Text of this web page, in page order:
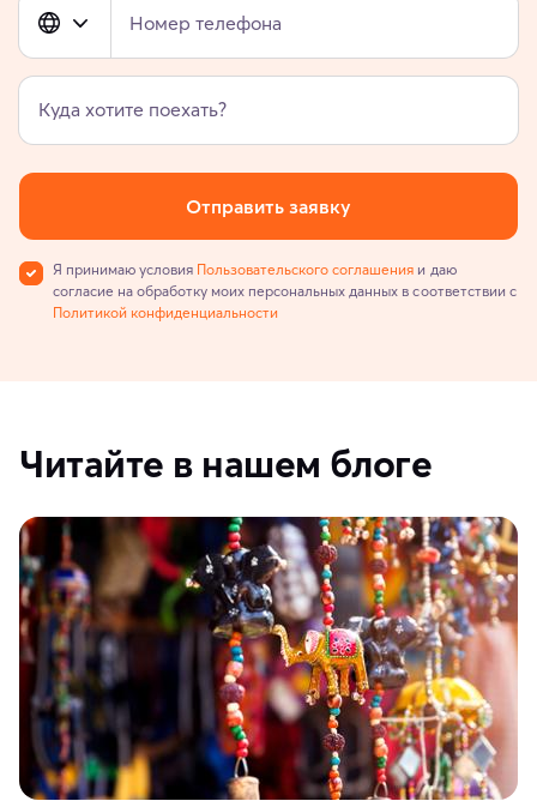
Номер телефона
Куда хотите поехать?
Отправить заявку
Я принимаю условия Пользовательского соглашения и даю
согласие на обработку моих персональных данных в соответствии с
Политикой конфиденциальности
Читайте в нашем блоге